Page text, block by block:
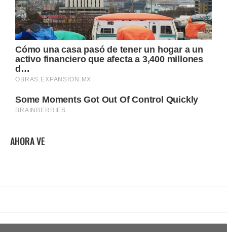
AHORA VE